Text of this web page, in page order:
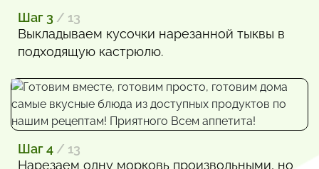
Шаг 3 / 13
Выкладываем кусочки нарезанной тыквы в
подходящую кастрюлю.
Шаг 4 / 13
Нарезаем одну морковь произвольными, но